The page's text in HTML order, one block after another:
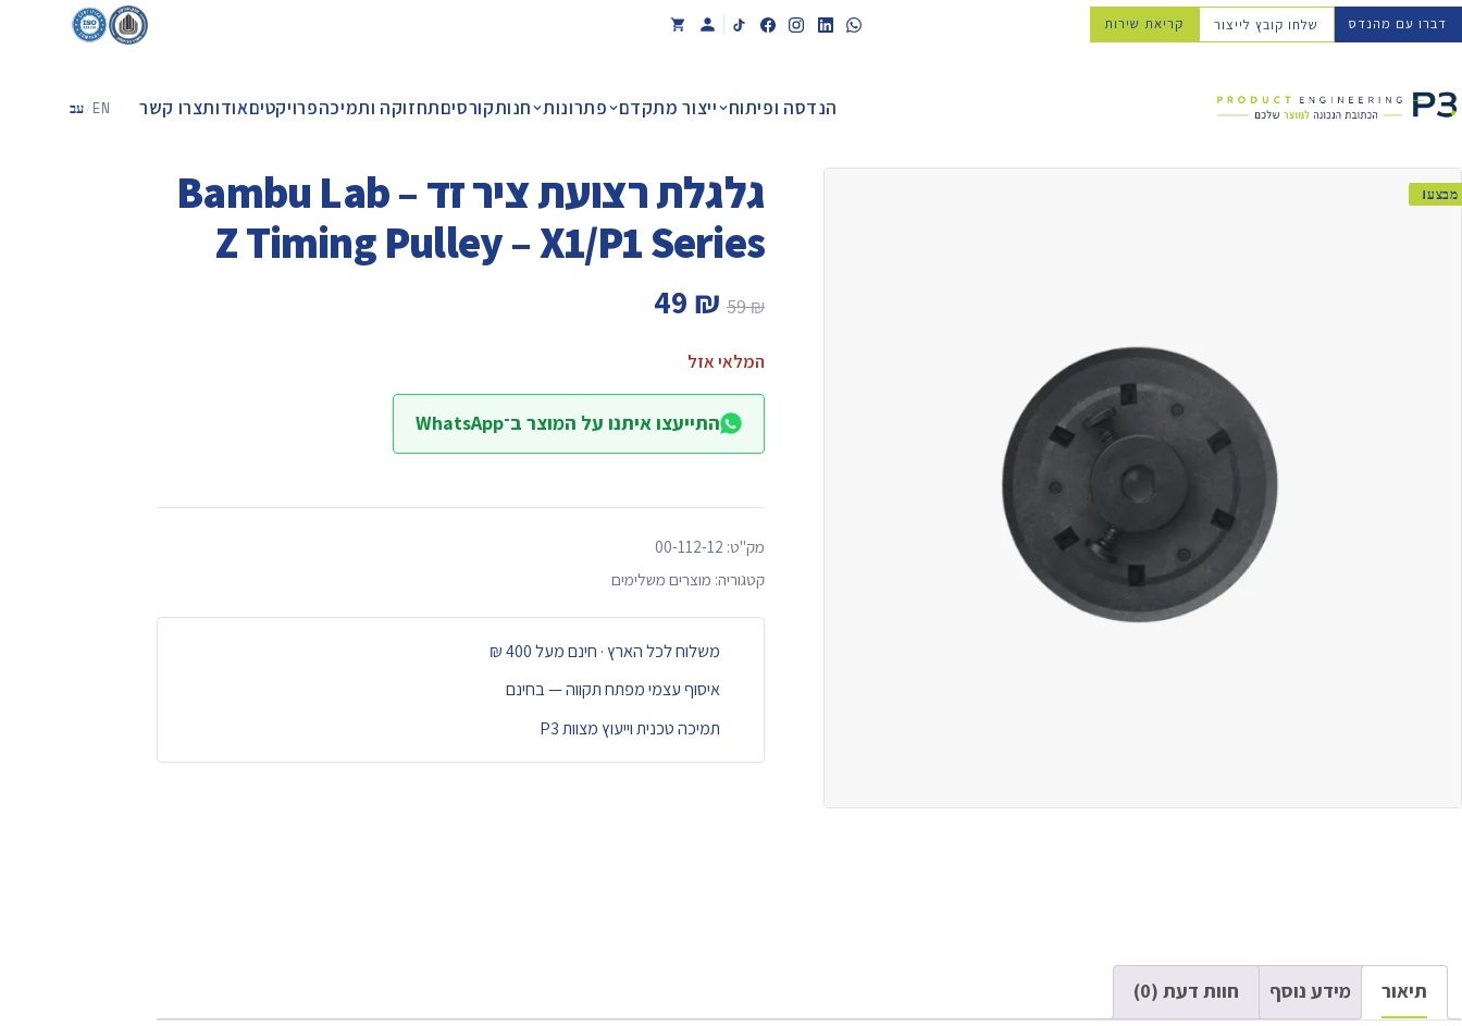
דברו עם מהנדס שלחו קובץ לייצור קריאת שירות
הנדסה ופיתוח ייצור מתקדם פתרונות חנותקורסיםתחזוקה ותמיכהפרויקטיםאודותצרו קשר EN
/עב
מבצע!
גלגלת רצועת ציר זד – Bambu Lab
Z Timing Pulley – X1/P1 Series
59₪
המחיר
המקורי
היה:
59 ₪.
49 ₪
המחיר
הוא:
49 ₪.
המלאי אזל
התייעצו איתנו על המוצר ב־WhatsApp
מק"ט: 00-112-12
קטגוריה: מוצרים משלימים
משלוח לכל הארץ · חינם מעל 400 ₪
איסוף עצמי מפתח תקווה — בחינם
תמיכה טכנית וייעוץ מצוות P3
תיאור מידע נוסף חוות דעת (0)